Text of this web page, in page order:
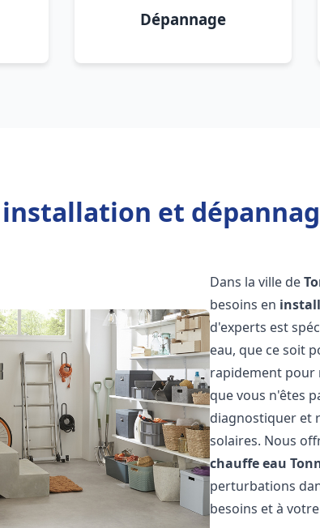
Dépannage
et
Dans la ville de
besoins en
d'experts est
eau, que ce soit
rapidement pour
que vous n'êtes
diagnostiquer et
solaires. Nous
chauffe eau
perturbations
besoins et à